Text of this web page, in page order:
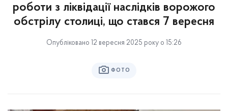
роботи з ліквідації наслідків ворожого
обстрілу столиці, що стався 7 вересня
Опубліковано 12 вересня 2025 року о 15:26
ФОТО